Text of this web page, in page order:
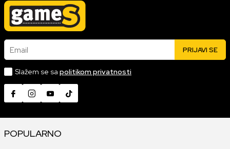
Email PRIJAVI SE
Slažem se sa politikom privatnosti
POPULARNO